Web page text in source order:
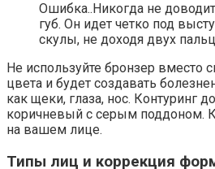
Ошибка..Никогда не
губ. Он идет четко под
скулы, не доходя двух
Не используйте бронзер вместо
цвета и будет создавать
как щеки, глаза, нос. Контуринг
коричневый с серым поддоном.
на вашем лице.
Типы лиц и коррекция